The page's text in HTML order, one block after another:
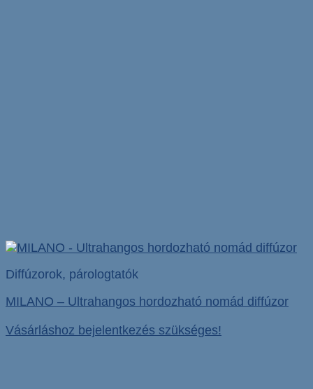
Diffúzorok, párologtatók
MILANO – Ultrahangos hordozható nomád diffúzor
Vásárláshoz bejelentkezés szükséges!